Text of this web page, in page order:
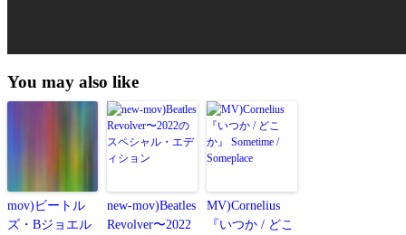
You may also like
mov)ビートル
ズ・Bジョエル
new-mov)Beatles
Revolver〜2022
MV)Cornelius
『いつか / どこ